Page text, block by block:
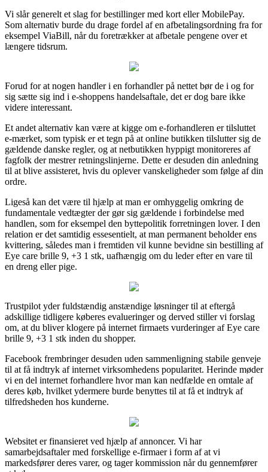
Vi slår generelt et slag for bestillinger med kort eller MobilePay.
Som alternativ burde du drage fordel af en afbetalingsordning fra for
eksempel ViaBill, når du foretrækker at afbetale pengene over et
længere tidsrum.
Forud for at nogen handler i en forhandler på nettet bør de i og for
sig sætte sig ind i e-shoppens handelsaftale, det er dog bare ikke
videre interessant.
Et andet alternativ kan være at kigge om e-forhandleren er tilsluttet
e-mærket, som typisk er et tegn på at online butikken tilslutter sig de
gældende danske regler, og at netbutikken hyppigt monitoreres af
fagfolk der mestrer retningslinjerne. Dette er desuden din anledning
til at blive assisteret, hvis du oplever vanskeligheder som følge af din
ordre.
Ligeså kan det være til hjælp at man er omhyggelig omkring de
fundamentale vedtægter der gør sig gældende i forbindelse med
handlen, som for eksempel den byttepolitik forretningen lover. I den
relation er det samtidig essesentielt, at man permanent beholder ens
kvittering, således man i fremtiden vil kunne bevidne sin bestilling af
Eye care brille 9, +3 1 stk, uafhængig om du leder efter en vare til
en dreng eller pige.
Trustpilot yder fuldstændig anstændige løsninger til at eftergå
adskillige tidligere køberes evalueringer og derved stiller vi forslag
om, at du bliver klogere på internet firmaets vurderinger af Eye care
brille 9, +3 1 stk inden du shopper.
Facebook frembringer desuden uden sammenligning stabile genveje
til at få indtryk af internet virksomhedens popularitet. Herinde møder
vi en del internet forhandlere hvor man kan nedfælde en omtale af
deres køb, hvilket ydermere burde benyttes til at få et indtryk af
tilfredsheden hos kunderne.
Websitet er finansieret ved hjælp af annoncer. Vi har
samarbejdsaftaler med forskellige e-firmaer i form af at vi
markedsfører deres varer, og tager kommission når du gennemfører